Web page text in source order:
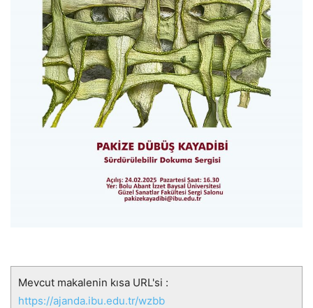
Mevcut makalenin kısa URL'si :
https://ajanda.ibu.edu.tr/wzbb